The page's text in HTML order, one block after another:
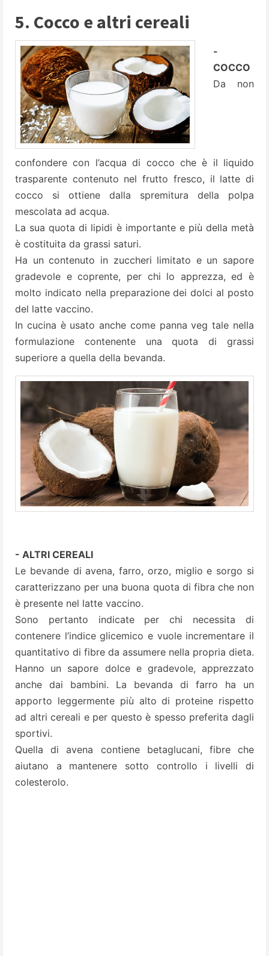
5. Cocco e altri cereali
-
COCCO
Da non
confondere con l’acqua di cocco che è il liquido
trasparente contenuto nel frutto fresco, il latte di
cocco si ottiene dalla spremitura della polpa
mescolata ad acqua.
La sua quota di lipidi è importante e più della metà
è costituita da grassi saturi.
Ha un contenuto in zuccheri limitato e un sapore
gradevole e coprente, per chi lo apprezza, ed è
molto indicato nella preparazione dei dolci al posto
del latte vaccino.
In cucina è usato anche come panna veg tale nella
formulazione contenente una quota di grassi
superiore a quella della bevanda.
- ALTRI CEREALI
Le bevande di avena, farro, orzo, miglio e sorgo si
caratterizzano per una buona quota di fibra che non
è presente nel latte vaccino.
Sono pertanto indicate per chi necessita di
contenere l’indice glicemico e vuole incrementare il
quantitativo di fibre da assumere nella propria dieta.
Hanno un sapore dolce e gradevole, apprezzato
anche dai bambini. La bevanda di farro ha un
apporto leggermente più alto di proteine rispetto
ad altri cereali e per questo è spesso preferita dagli
sportivi.
Quella di avena contiene betaglucani, fibre che
aiutano a mantenere sotto controllo i livelli di
colesterolo.